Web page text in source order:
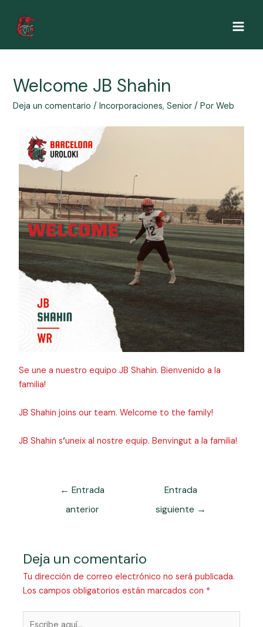
Welcome JB Shahin
Deja un comentario /Incorporaciones,Senior / PorWeb
Se une a nuestro equipo JB Shahin. Bienvenido a la
familia!
JB Shahin joins our team. Welcome to the family!
JB Shahin s‘uneix al nostre equip. Benvingut a la familia!
← Entrada
anterior
Entrada
siguiente →
Deja un comentario
Tu dirección de correo electrónico no será publicada.
Los campos obligatorios están marcados con *